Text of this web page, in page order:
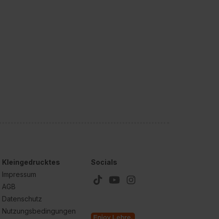
Kleingedrucktes
Impressum
AGB
Datenschutz
Nutzungsbedingungen
Socials